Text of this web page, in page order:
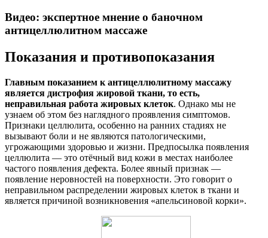
Видео: экспертное мнение о баночном
антицеллюлитном массаже
Показания и противопоказания
Главным показанием к антицеллюлитному массажу
является дистрофия жировой ткани, то есть,
неправильная работа жировых клеток. Однако мы не
узнаем об этом без наглядного проявления симптомов.
Признаки целлюлита, особенно на ранних стадиях не
вызывают боли и не являются патологическими,
угрожающими здоровью и жизни. Предпосылка появления
целлюлита — это отёчный вид кожи в местах наиболее
частого появления дефекта. Более явный признак —
появление неровностей на поверхности. Это говорит о
неправильном распределении жировых клеток в ткани и
является причиной возникновения «апельсиновой корки».